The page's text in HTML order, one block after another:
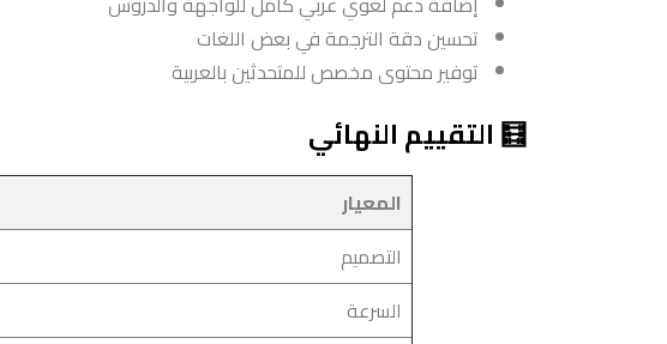
تحسين دقة الترجمة في بعض اللغات
توفير محتوى مخصص للمتحدثين بالعربية
🧮 التقييم النهائي
المعيار
التصميم
السرعة